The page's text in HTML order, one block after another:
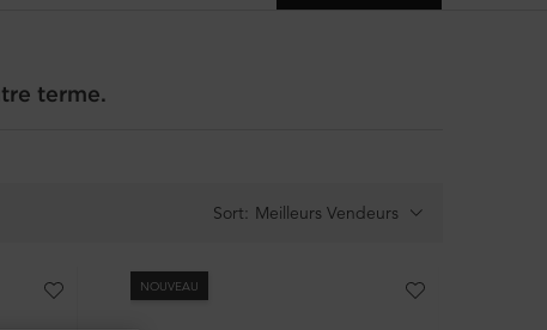
terme.
Sort:
NOUVEAU